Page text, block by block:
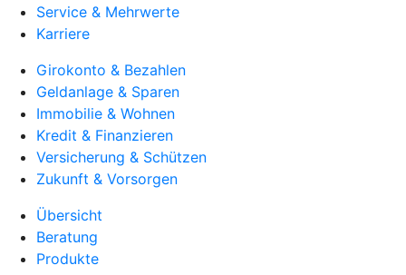
Service & Mehrwerte
Karriere
Girokonto & Bezahlen
Geldanlage & Sparen
Immobilie & Wohnen
Kredit & Finanzieren
Versicherung & Schützen
Zukunft & Vorsorgen
Übersicht
Beratung
Produkte